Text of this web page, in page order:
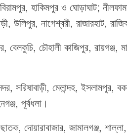
হাকিমপুর ও ঘোড়াঘাট;
উলিপুর, নাগেশ্বরী, রাজারহাট,
বেলকুচি, চৌহালী কাজিপুর,
সরিষাবাড়ী, মেলান্দহ, ইসলামপুর,
পূর্বধলা।
দোয়ারাবাজার, জামালগঞ্জ,